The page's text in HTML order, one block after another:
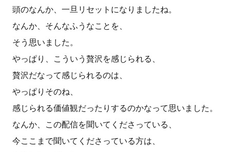
頭のなんか、一旦リセットになりましたね。
なんか、そんなふうなことを、
そう思いました。
やっぱり、こういう贅沢を感じられる、
贅沢だなって感じられるのは、
やっぱりそのね、
感じられる価値観だったりするのかなって思いました。
なんか、この配信を聞いてくださっている、
今ここまで聞いてくださっている方は、